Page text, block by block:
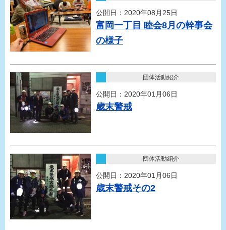
公開日：2020年08月25日
富岡一丁目 睦会8月の幹事会
の様子
団体活動紹介
公開日：2020年01月06日
歳末警戒
団体活動紹介
公開日：2020年01月06日
歳末警戒その2